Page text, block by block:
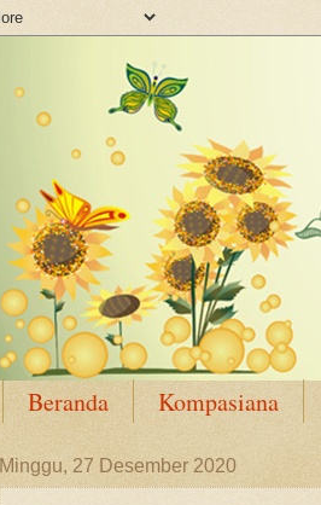
Beranda Kompasiana
Minggu, 27 Desember 2020